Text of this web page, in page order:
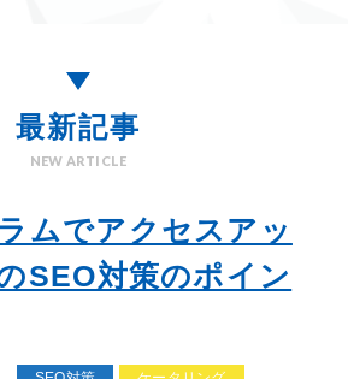
最新記事
NEW ARTICLE
ムでアクセスアッ
SEO対策のポイン